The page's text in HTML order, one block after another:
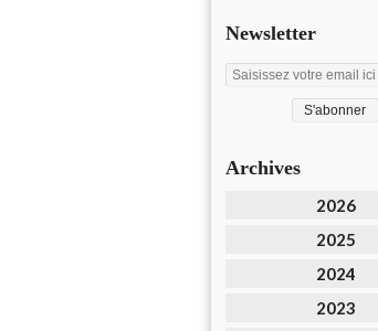
Newsletter
Archives
2026
2025
2024
2023